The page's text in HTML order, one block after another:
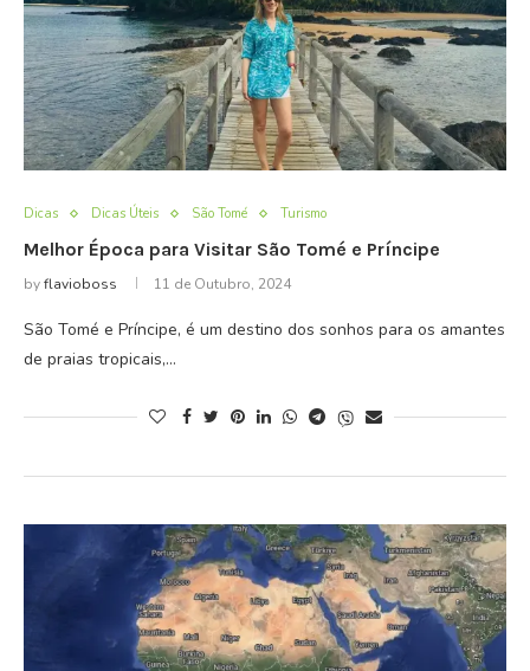
Dicas Dicas Úteis São Tomé Turismo
Melhor Época para Visitar São Tomé e Príncipe
byflavioboss 11 de Outubro, 2024
São Tomé e Príncipe, é um destino dos sonhos para os amantes
de praias tropicais,…